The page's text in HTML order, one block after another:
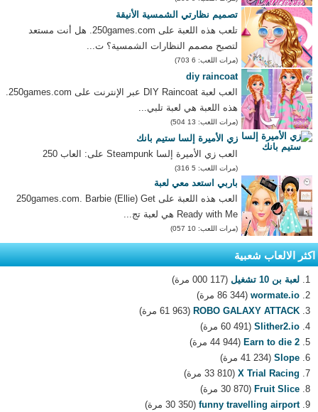
تصميم نظارتي الشمسية الأنيقة
تلعب هذه اللعبة على 250games.com. هل أنت مستعد
لتصبح مصمم النظارات الشمسية؟ ت...
(مرات اللعب: 6 703)
diy raincoat
العب لعبة DIY Raincoat عبر الإنترنت على 250games.com.
هذه اللعبة هي لعبة تلبي...
(مرات اللعب: 13 504)
زي الأميرة إلسا ستيم بانك
العب زي الأميرة إلسا Steampunk على: العاب 250
(مرات اللعب: 5 316)
باربي استعد معي لعبة
العب هذه اللعبة على 250games.com. Barbie (Ellie) Get
Ready with Me هي لعبة تج...
(مرات اللعب: 10 057)
اكثر الالعاب شعبية
لعبة بن 10 تشغيل
(117 000 مرة)
wormate.io (86 344 مرة)
ROBO GALAXY ATTACK (61 963 مرة)
Slither2.io (60 491 مرة)
Earn to die 2 (44 944 مرة)
Slope (41 234 مرة)
X Trial Racing (33 810 مرة)
Fruit Slice (30 870 مرة)
funny travelling airport (30 350 مرة)